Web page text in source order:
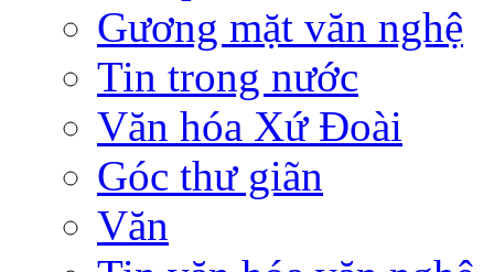
Gương mặt văn nghệ
Tin trong nước
Văn hóa Xứ Đoài
Góc thư giãn
Văn